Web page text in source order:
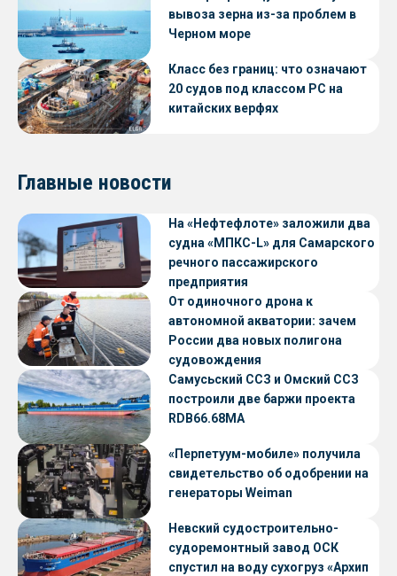
вывоза зерна из-за проблем в
Черном море
Класс без границ: что означают
20 судов под классом РС на
китайских верфях
Главные новости
На «Нефтефлоте» заложили два
судна «МПКС-L» для Самарского
речного пассажирского
предприятия
От одиночного дрона к
автономной акватории: зачем
России два новых полигона
судовождения
Самусьский ССЗ и Омский ССЗ
построили две баржи проекта
RDB66.68МА
«Перпетуум-мобиле» получила
свидетельство об одобрении на
генераторы Weiman
Невский судостроительно-
судоремонтный завод ОСК
спустил на воду сухогруз «Архип